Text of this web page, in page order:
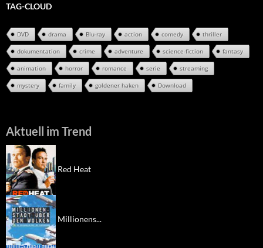
TAG-CLOUD
DVD drama Blu-ray action comedy thriller
dokumentation crime adventure science-fiction fantasy
animation horror romance serie streaming
mystery family goldener haken Download
Aktuell im Trend
Red Heat
Millionens...